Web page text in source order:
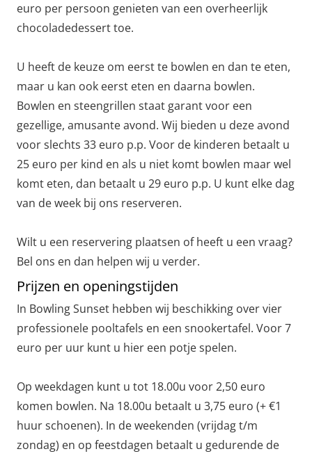
euro per persoon genieten van een overheerlijk
chocoladedessert toe.
U heeft de keuze om eerst te bowlen en dan te eten,
maar u kan ook eerst eten en daarna bowlen.
Bowlen en steengrillen staat garant voor een
gezellige, amusante avond. Wij bieden u deze avond
voor slechts 33 euro p.p. Voor de kinderen betaalt u
25 euro per kind en als u niet komt bowlen maar wel
komt eten, dan betaalt u 29 euro p.p. U kunt elke dag
van de week bij ons reserveren.
Wilt u een reservering plaatsen of heeft u een vraag?
Bel ons en dan helpen wij u verder.
Prijzen en openingstijden
In Bowling Sunset hebben wij beschikking over vier
professionele pooltafels en een snookertafel. Voor 7
euro per uur kunt u hier een potje spelen.
Op weekdagen kunt u tot 18.00u voor 2,50 euro
komen bowlen. Na 18.00u betaalt u 3,75 euro (+ €1
huur schoenen). In de weekenden (vrijdag t/m
zondag) en op feestdagen betaalt u gedurende de